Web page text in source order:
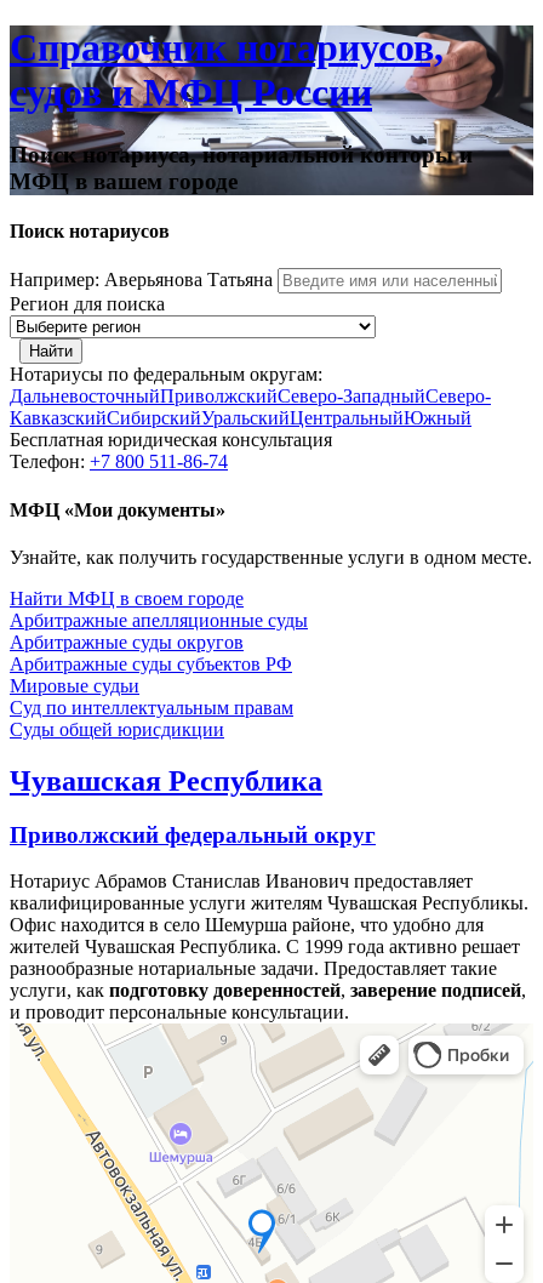
Справочник нотариусов,
судов и МФЦ России
Поиск нотариуса, нотариальной конторы и
МФЦ в вашем городе
Поиск нотариусов
Например: Аверьянова Татьяна
Регион для поиска
Найти
Нотариусы по федеральным округам:
ДальневосточныйПриволжскийСеверо-ЗападныйСеверо-
КавказскийСибирскийУральскийЦентральныйЮжный
Бесплатная юридическая консультация
Телефон: +7 800 511-86-74
МФЦ «Мои документы»
Узнайте, как получить государственные услуги в одном месте.
Найти МФЦ в своем городе
Арбитражные апелляционные суды
Арбитражные суды округов
Арбитражные суды субъектов РФ
Мировые судьи
Суд по интеллектуальным правам
Суды общей юрисдикции
Чувашская Республика
Приволжский федеральный округ
Нотариус Абрамов Станислав Иванович предоставляет
квалифицированные услуги жителям Чувашская Республикы.
Офис находится в село Шемурша районе, что удобно для
жителей Чувашская Республика. С 1999 года активно решает
разнообразные нотариальные задачи. Предоставляет такие
услуги, как подготовку доверенностей, заверение подписей,
и проводит персональные консультации.